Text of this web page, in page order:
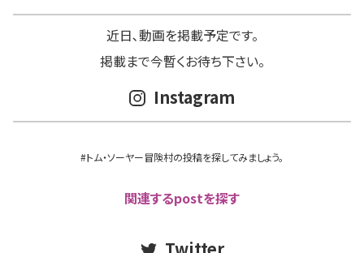
近日､動画を掲載予定です。
掲載まで今暫くお待ち下さい。
Instagram
#トム・ソーヤー冒険村の投稿を探してみましょう。
関連するpostを探す